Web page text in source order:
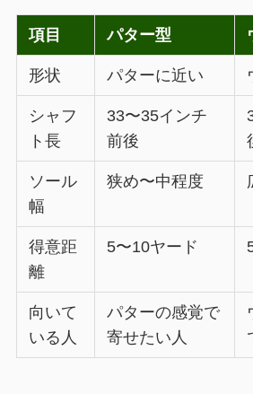
項目 パター型
形状 パターに近い
シャフ
ト長
33〜35インチ
前後
ソール
幅
狭め〜中程度
得意距
離
5〜10ヤード
向いて
いる人
パターの感覚で
寄せたい人